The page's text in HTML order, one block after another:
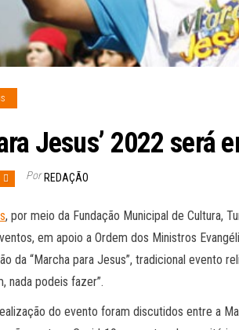
Jesus’ 2022 será
Por REDAÇÃO
, por meio da Fundação Municipal de Cultura,
em apoio a Ordem dos Ministros
da “Marcha para Jesus”, tradicional evento
nada podeis fazer”.
do evento foram discutidos entre a